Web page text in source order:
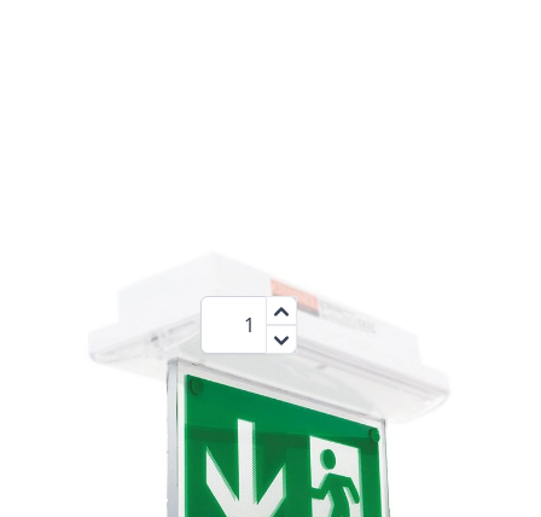
29,75 €
Menge
Nicht die richtige Leuchte?
Wählen Sie eine andere Leuchte aus der Kategorie:
Notbeleuchtung